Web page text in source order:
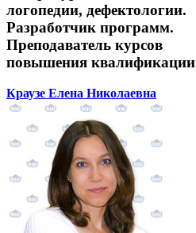
логопедии, дефектологии.
Разработчик программ.
Преподаватель курсов
повышения квалификации
Краузе Елена Николаевна